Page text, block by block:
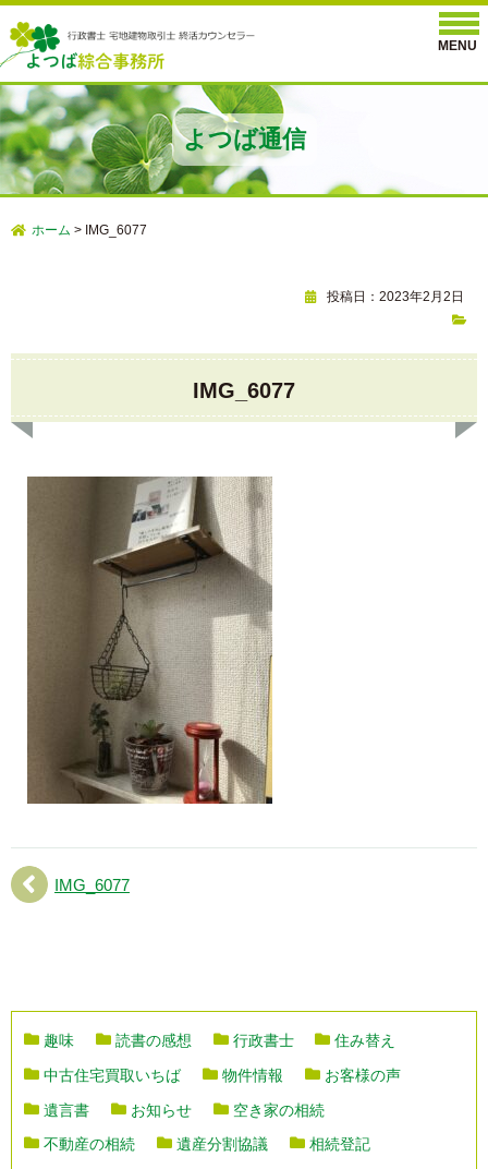
よつば通信
ホーム > IMG_6077
投稿日：2023年2月2日
IMG_6077
IMG_6077
趣味 読書の感想 行政書士
住み替え
中古住宅買取いちば
物件情報
お客様の声
遺言書
お知らせ
空き家の相続
不動産の相続
遺産分割協議
相続登記